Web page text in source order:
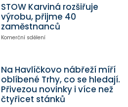
STOW Karviná rozšiřuje
výrobu, přijme 40
zaměstnanců
Komerční sdělení
Na Havlíčkovo nábřeží míří
oblíbené Trhy, co se hledají.
Přivezou novinky i více než
čtyřicet stánků